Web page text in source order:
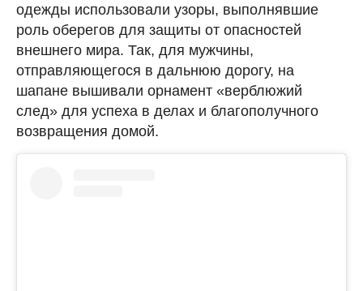
одежды использовали узоры, выполнявшие
роль оберегов для защиты от опасностей
внешнего мира. Так, для мужчины,
отправляющегося в дальнюю дорогу, на
шапане вышивали орнамент «верблюжий
след» для успеха в делах и благополучного
возвращения домой.